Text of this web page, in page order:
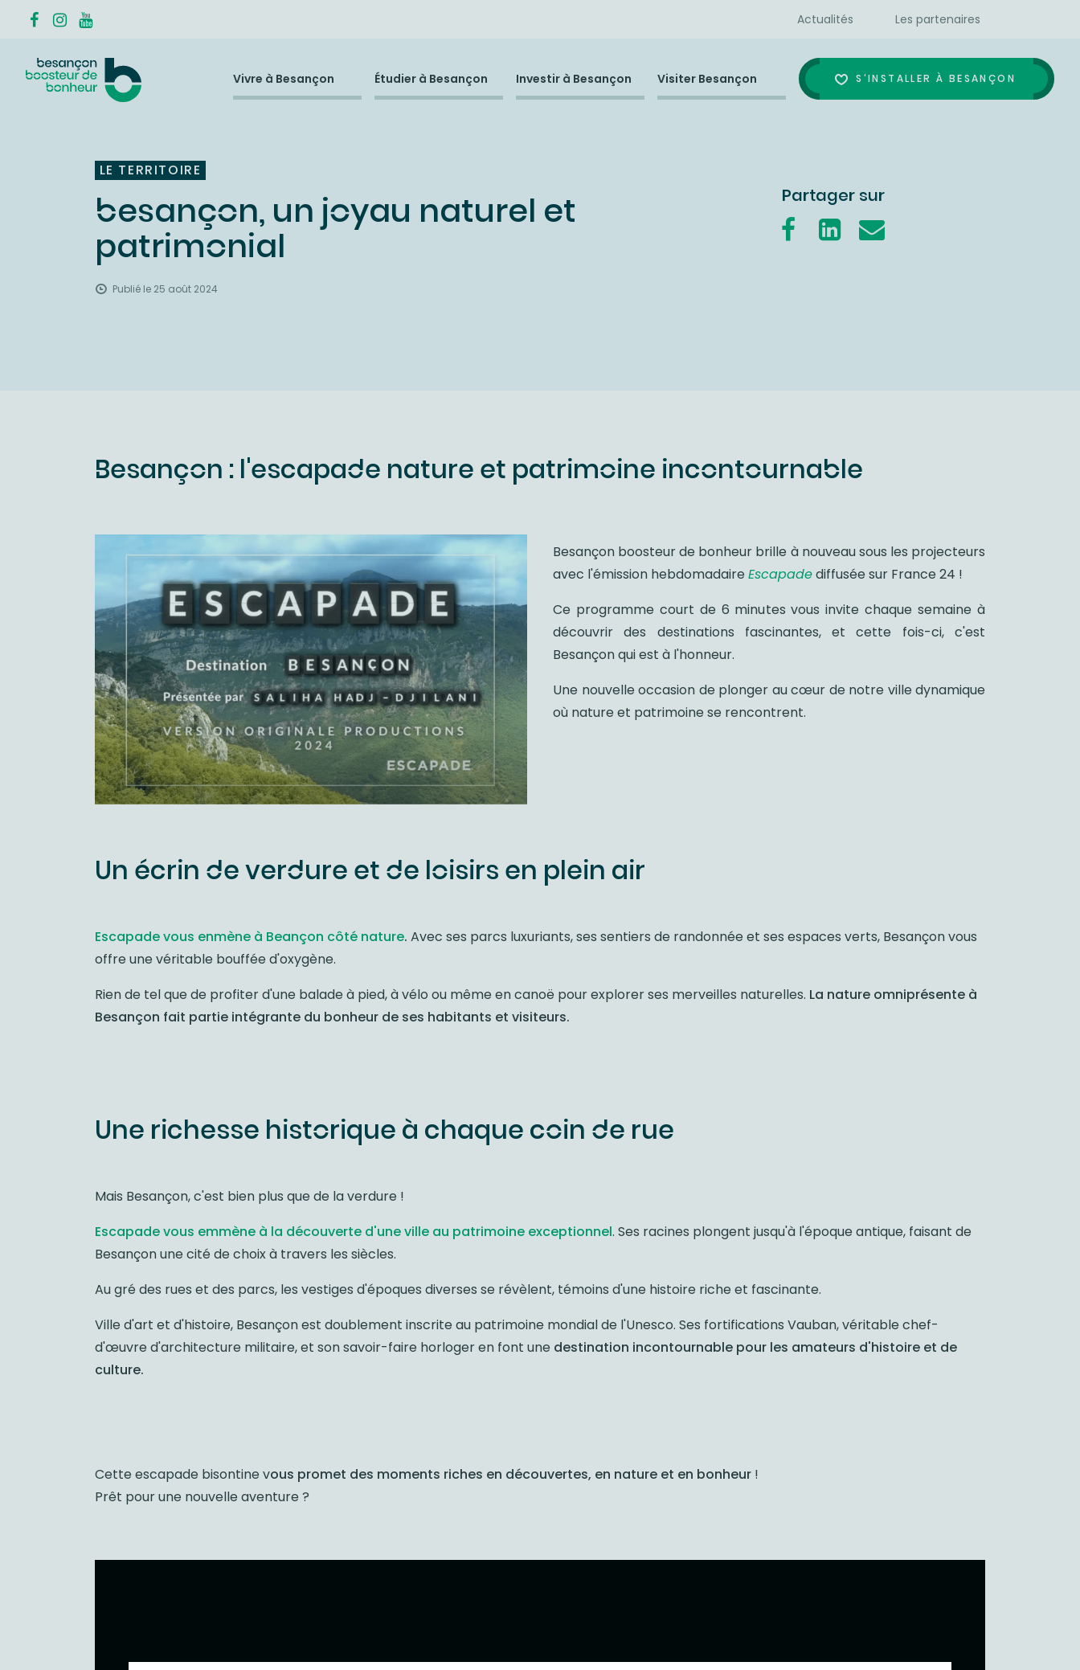
Actualités Les partenaires
Vivre à Besançon Étudier à Besançon Investir à Besançon Visiter Besançon S'INSTALLER À BESANÇON
LE TERRITOIRE
besançon, un joyau naturel et
patrimonial
Publié le 25 août 2024
Partager sur
Besançon : l'escapade nature et patrimoine incontournable
Besançon boosteur de bonheur brille à nouveau sous les projecteurs
avec l'émission hebdomadaire Escapadediffusée sur France 24 !
Ce programme court de 6 minutes vous invite chaque semaine à
découvrir des destinations fascinantes, et cette fois-ci, c'est
Besançon qui est à l'honneur.
Une nouvelle occasion de plonger au cœur de notre ville dynamique
où nature et patrimoine se rencontrent.
Un écrin de verdure et de loisirs en plein air
Escapade vous enmène à Beançon côté nature. Avec ses parcs luxuriants, ses sentiers de randonnée et ses espaces verts, Besançon vous
offre une véritable bouffée d'oxygène.
Rien de tel que de profiter d'une balade à pied, à vélo ou même en canoë pour explorer ses merveilles naturelles. La nature omniprésente à
Besançon fait partie intégrante du bonheur de ses habitants et visiteurs.
Une richesse historique à chaque coin de rue
Mais Besançon, c'est bien plus que de la verdure !
Escapade vous emmène à la découverte d'une ville au patrimoine exceptionnel. Ses racines plongent jusqu'à l'époque antique, faisant de
Besançon une cité de choix à travers les siècles.
Au gré des rues et des parcs, les vestiges d'époques diverses se révèlent, témoins d'une histoire riche et fascinante.
Ville d'art et d'histoire, Besançon est doublement inscrite au patrimoine mondial de l'Unesco. Ses fortifications Vauban, véritable chef-
d'œuvre d'architecture militaire, et son savoir-faire horloger en font une destination incontournable pour les amateurs d'histoire et de
culture.
Cette escapade bisontine vous promet des moments riches en découvertes, en nature et en bonheur !
Prêt pour une nouvelle aventure ?